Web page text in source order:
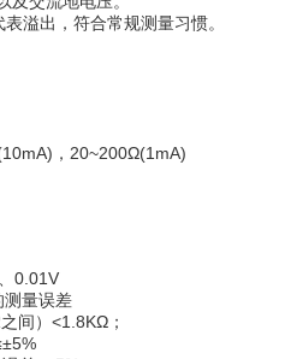
溢出，符合常规测量习惯。
，20~200Ω(1mA)
0.01V
测量误差
间）<1.8KΩ；